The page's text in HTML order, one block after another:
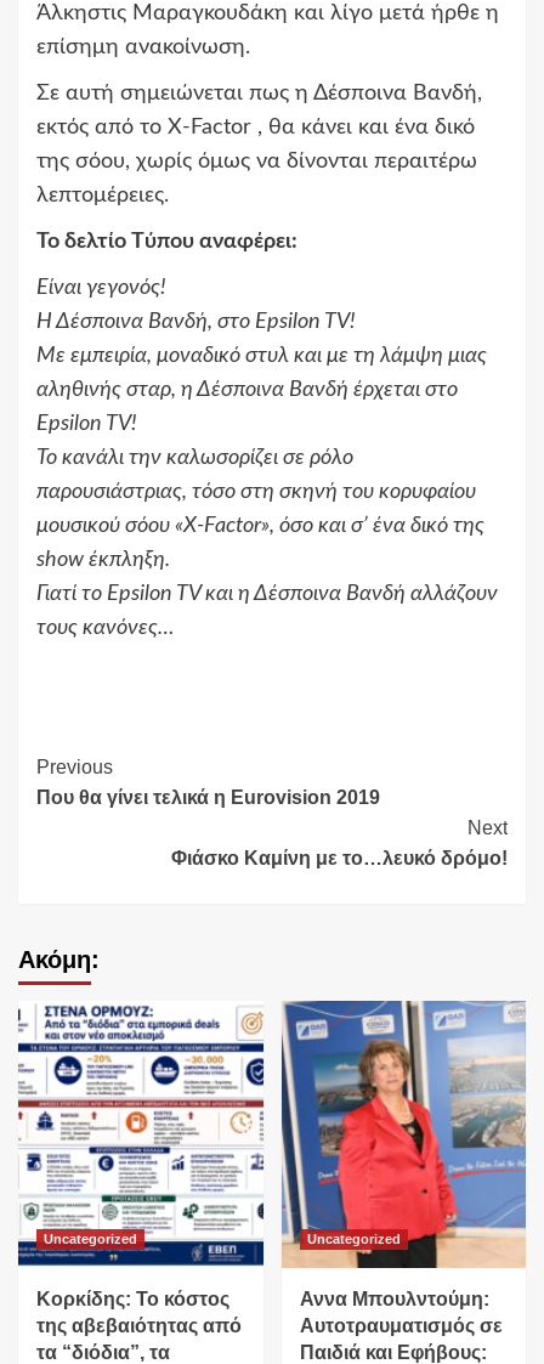
Άλκηστις Μαραγκουδάκη και λίγο μετά ήρθε η
επίσημη ανακοίνωση.
Σε αυτή σημειώνεται πως η Δέσποινα Βανδή,
εκτός από το X-Factor , θα κάνει και ένα δικό
της σόου, χωρίς όμως να δίνονται περαιτέρω
λεπτομέρειες.
Το δελτίο Tύπου αναφέρει:
Είναι γεγονός!
Η Δέσποινα Βανδή, στο Epsilon TV!
Με εμπειρία, μοναδικό στυλ και με τη λάμψη μιας
αληθινής σταρ, η Δέσποινα Βανδή έρχεται στο
Epsilon TV!
Το κανάλι την καλωσορίζει σε ρόλο
παρουσιάστριας, τόσο στη σκηνή του κορυφαίου
μουσικού σόου «X-Factor», όσο και σ’ ένα δικό της
show έκπληξη.
Γιατί το Epsilon TV και η Δέσποινα Βανδή αλλάζουν
τους κανόνες…
Continue
Reading
Previous
Που θα γίνει τελικά η Eurovision 2019
Next
Φιάσκο Καμίνη με το…λευκό δρόμο!
Ακόμη:
Uncategorized
Κορκίδης: Το κόστος
της αβεβαιότητας από
τα “διόδια”, τα
Uncategorized
Αννα Μπουλντούμη:
Αυτοτραυματισμός σε
Παιδιά και Εφήβους: